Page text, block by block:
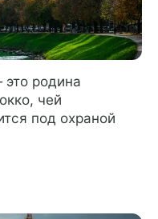
родина
чей
под охраной